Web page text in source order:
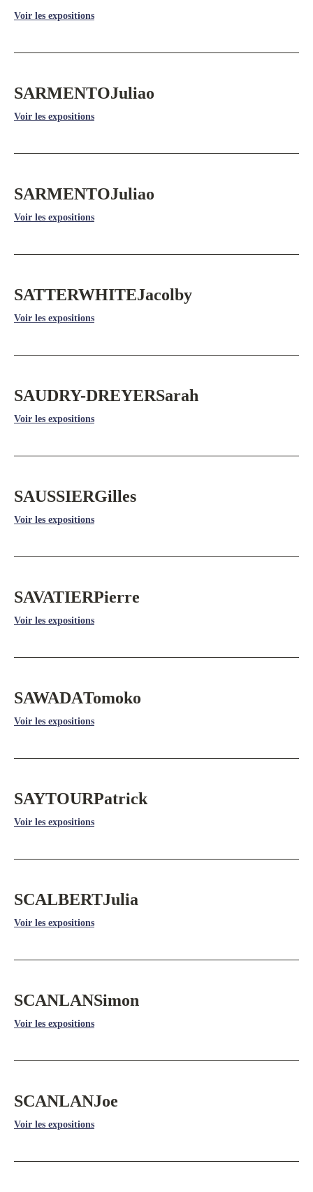
Voir les expositions
SARMENTOJuliao
Voir les expositions
SARMENTOJuliao
Voir les expositions
SATTERWHITEJacolby
Voir les expositions
SAUDRY-DREYERSarah
Voir les expositions
SAUSSIERGilles
Voir les expositions
SAVATIERPierre
Voir les expositions
SAWADATomoko
Voir les expositions
SAYTOURPatrick
Voir les expositions
SCALBERTJulia
Voir les expositions
SCANLANSimon
Voir les expositions
SCANLANJoe
Voir les expositions